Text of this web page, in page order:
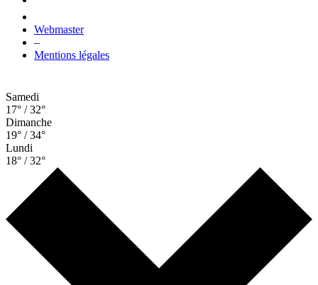
Webmaster
–
Mentions légales
Samedi
17° / 32°
Dimanche
19° / 34°
Lundi
18° / 32°